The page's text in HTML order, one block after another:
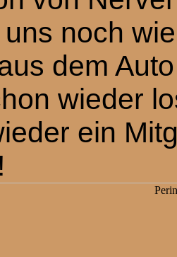
noch
dem
wieder
ein